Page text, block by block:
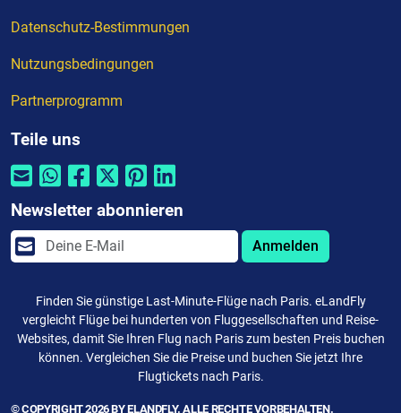
Datenschutz-Bestimmungen
Nutzungsbedingungen
Partnerprogramm
Teile uns
Newsletter abonnieren
Anmelden
Finden Sie günstige Last-Minute-Flüge nach Paris. eLandFly
vergleicht Flüge bei hunderten von Fluggesellschaften und Reise-
Websites, damit Sie Ihren Flug nach Paris zum besten Preis buchen
können. Vergleichen Sie die Preise und buchen Sie jetzt Ihre
Flugtickets nach Paris.
© COPYRIGHT 2026 BY ELANDFLY. ALLE RECHTE VORBEHALTEN.